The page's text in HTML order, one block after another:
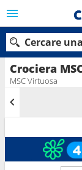
MSC Virtuosa
Cercare
Le nostre
Mesi di
Porti